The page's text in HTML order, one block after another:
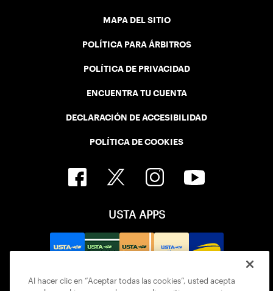
MAPA DEL SITIO
POLÍTICA PARA ÁRBITROS
POLÍTICA DE PRIVACIDAD
ENCUENTRA TU CUENTA
DECLARACIÓN DE ACCESIBILIDAD
POLÍTICA DE COOKIES
USTA APPS
Al hacer clic en “Aceptar todas las cookies”, usted acepta